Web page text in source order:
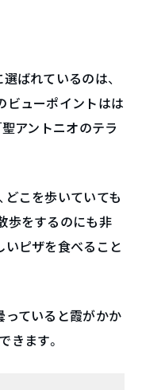
ばれているのは、
ビューポイントはは
聖アントニオのテラ
どこを歩いていても
歩をするのにも非
いピザを食べること
っていると霞がかか
きます。